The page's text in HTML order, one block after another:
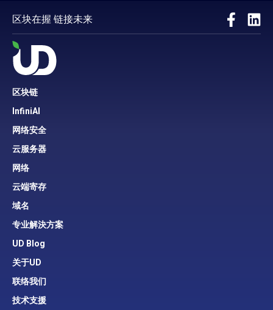
区块在握 链接未来
区块链
InfiniAI
网络安全
云服务器
网络
云端寄存
域名
专业解決方案
UD Blog
关于UD
联络我们
技术支援